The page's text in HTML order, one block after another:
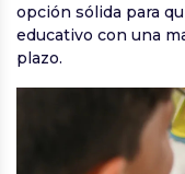
opción sólida para
educativo con una
plazo.